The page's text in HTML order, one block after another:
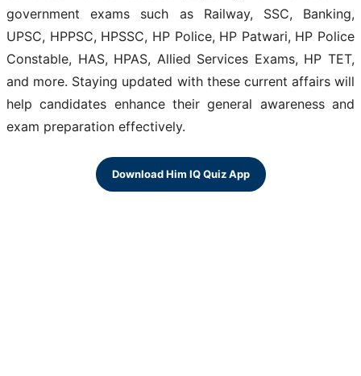
government exams such as Railway, SSC, Banking,
UPSC, HPPSC, HPSSC, HP Police, HP Patwari, HP Police
Constable, HAS, HPAS, Allied Services Exams, HP TET,
and more. Staying updated with these current affairs will
help candidates enhance their general awareness and
exam preparation effectively.
Download Him IQ Quiz App